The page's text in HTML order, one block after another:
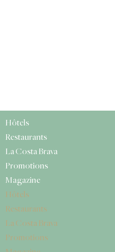
Hôtels
Restaurants
La Costa Brava
Promotions
Magazine
Hôtels
Restaurants
La Costa Brava
Promotions